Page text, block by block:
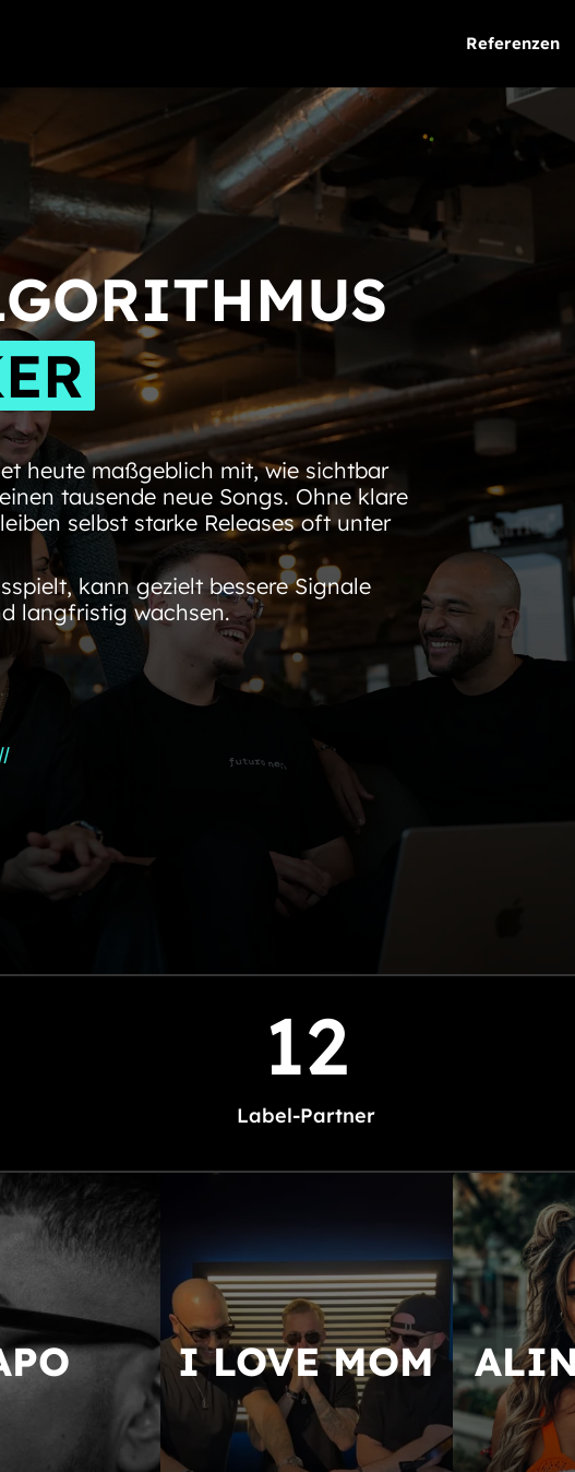
Referenzen
heute maßgeblich mit, wie sichtbar
tausende neue Songs. Ohne klare
selbst starke Releases oft unter
kann gezielt bessere Signale
langfristig wachsen.
12
Label-Partner
I LOVE MOM